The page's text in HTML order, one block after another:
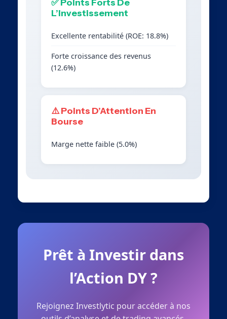
✅ Points Forts De
L’Investissement
Excellente rentabilité (ROE: 18.8%)
Forte croissance des revenus
(12.6%)
⚠️ Points D’Attention En
Bourse
Marge nette faible (5.0%)
Prêt à Investir dans
l’Action DY ?
Rejoignez Investlytic pour accéder à nos